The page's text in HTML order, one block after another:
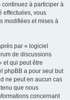
continuez à participer à
effectuées, vous
modifiées et mises à
par « logiciel
de discussions
et qui peut être
phpBB a pour seul but
ne peut en aucun cas
que nous
concernant